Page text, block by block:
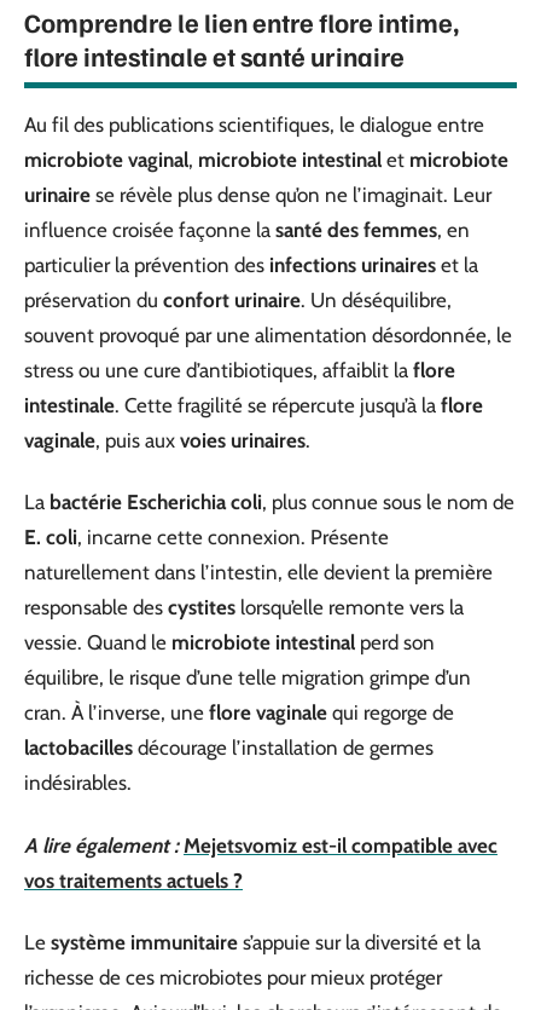
Comprendre le lien entre flore intime,
flore intestinale et santé urinaire
Au fil des publications scientifiques, le dialogue entre
microbiote vaginal, microbiote intestinal et microbiote
urinaire se révèle plus dense qu’on ne l’imaginait. Leur
influence croisée façonne la santé des femmes, en
particulier la prévention des infections urinaires et la
préservation du confort urinaire. Un déséquilibre,
souvent provoqué par une alimentation désordonnée, le
stress ou une cure d’antibiotiques, affaiblit la flore
intestinale. Cette fragilité se répercute jusqu’à la flore
vaginale, puis aux voies urinaires.
La bactérie Escherichia coli, plus connue sous le nom de
E. coli, incarne cette connexion. Présente
naturellement dans l’intestin, elle devient la première
responsable des cystites lorsqu’elle remonte vers la
vessie. Quand le microbiote intestinal perd son
équilibre, le risque d’une telle migration grimpe d’un
cran. À l’inverse, une flore vaginale qui regorge de
lactobacilles décourage l’installation de germes
indésirables.
A lire également : Mejetsvomiz est-il compatible avec
vos traitements actuels ?
Le système immunitaire s’appuie sur la diversité et la
richesse de ces microbiotes pour mieux protéger